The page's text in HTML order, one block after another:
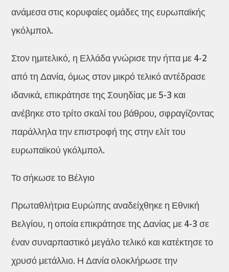
ανάμεσα στις κορυφαίες ομάδες της ευρωπαϊκής
γκόλμπολ.
Στον ημιτελικό, η Ελλάδα γνώρισε την ήττα με 4-2
από τη Δανία, όμως στον μικρό τελικό αντέδρασε
ιδανικά, επικράτησε της Σουηδίας με 5-3 και
ανέβηκε στο τρίτο σκαλί του βάθρου, σφραγίζοντας
παράλληλα την επιστροφή της στην ελίτ του
ευρωπαϊκού γκόλμπολ.
Το σήκωσε το Βέλγιο
Πρωταθλήτρια Ευρώπης αναδείχθηκε η Εθνική
Βελγίου, η οποία επικράτησε της Δανίας με 4-3 σε
έναν συναρπαστικό μεγάλο τελικό και κατέκτησε το
χρυσό μετάλλιο. Η Δανία ολοκλήρωσε την